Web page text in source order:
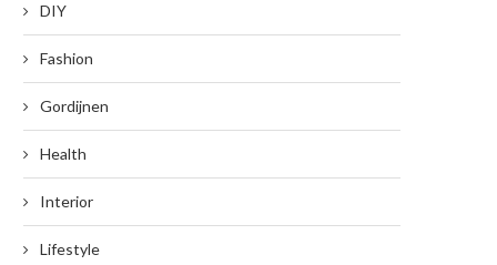
DIY
Fashion
Gordijnen
Health
Interior
Lifestyle